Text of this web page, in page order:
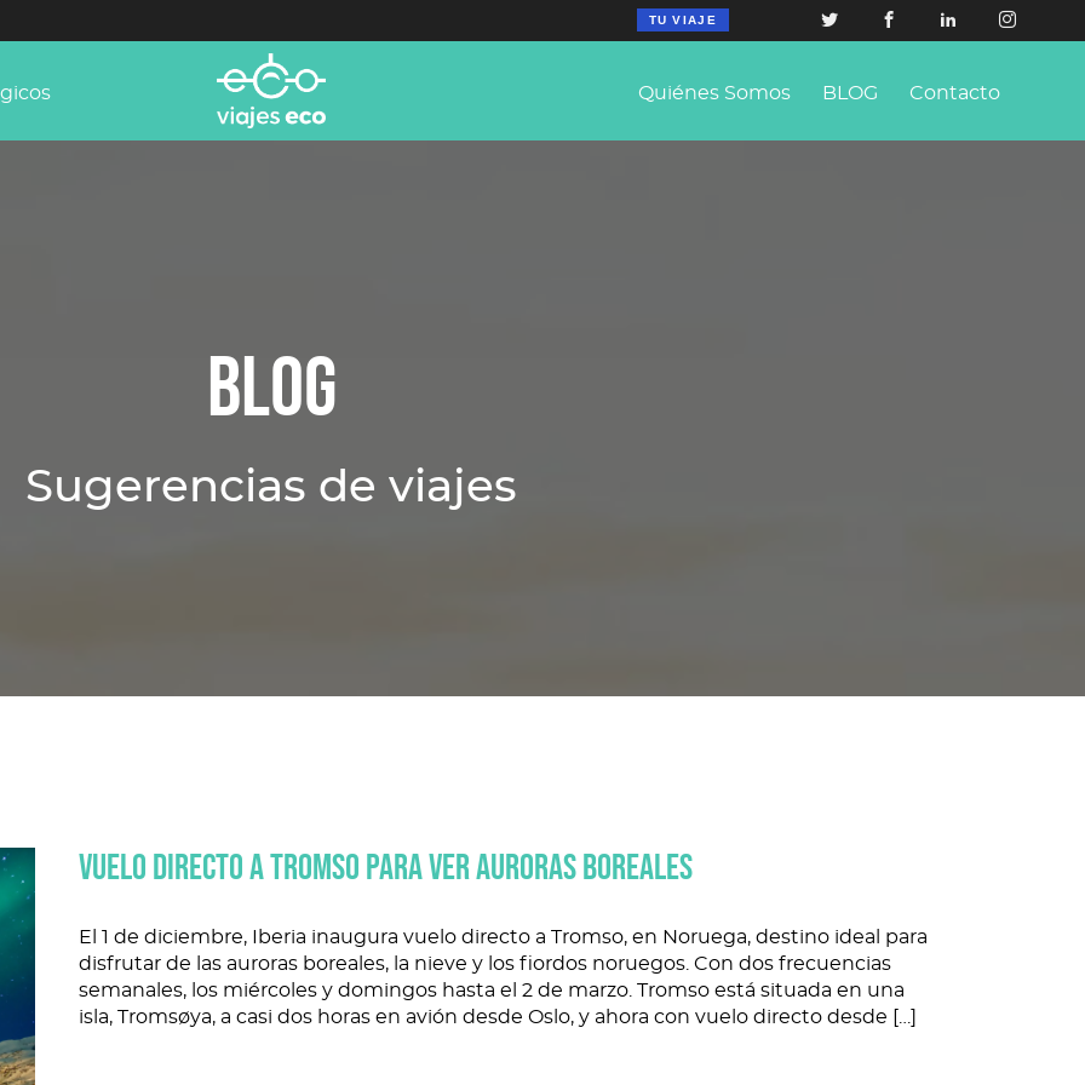
TU VIAJE
Quiénes Somos BLOG Contacto
BLOG
Sugerencias de viajes
VUELO DIRECTO A TROMSO PARA VER AURORAS BOREALES
El 1 de diciembre, Iberia inaugura vuelo directo a Tromso, en Noruega, destino ideal para
disfrutar de las auroras boreales, la nieve y los fiordos noruegos. Con dos frecuencias
semanales, los miércoles y domingos hasta el 2 de marzo. Tromso está situada en una
isla, Tromsøya, a casi dos horas en avión desde Oslo, y ahora con vuelo directo desde […]